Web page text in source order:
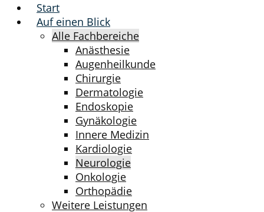
Start
Auf einen Blick
Alle Fachbereiche
Anästhesie
Augenheilkunde
Chirurgie
Dermatologie
Endoskopie
Gynäkologie
Innere Medizin
Kardiologie
Neurologie
Onkologie
Orthopädie
Weitere Leistungen